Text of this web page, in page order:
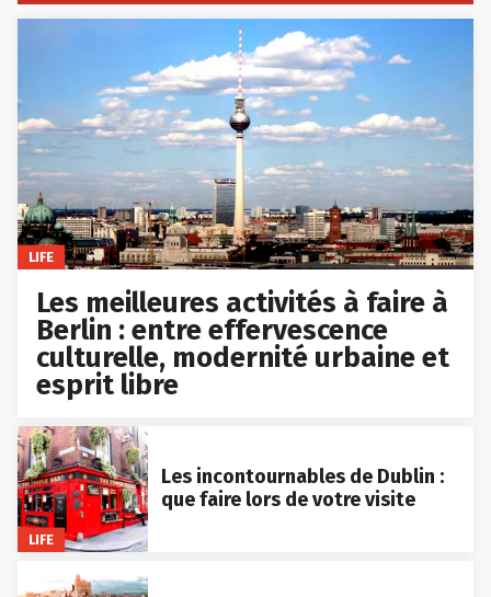
LIFE
Les meilleures activités à faire à
Berlin : entre effervescence
culturelle, modernité urbaine et
esprit libre
LIFE
Les incontournables de Dublin :
que faire lors de votre visite